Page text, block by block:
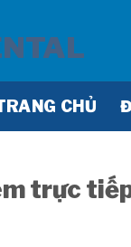
CHỦ
trực